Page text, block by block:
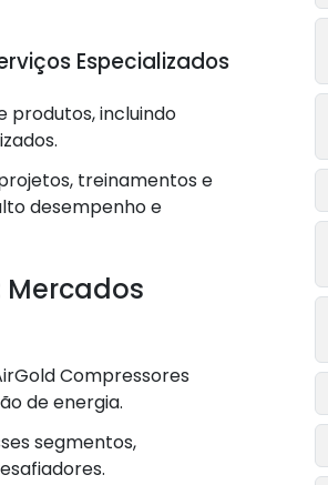
Especializados
produtos, incluindo
treinamentos e
desempenho e
Compressores
de energia.
segmentos,